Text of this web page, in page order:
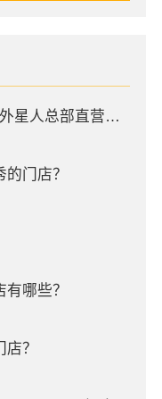
天津汽车贴膜，首选天津XPEL外星人总部直营店，高口碑店
门店？
哪些？
？